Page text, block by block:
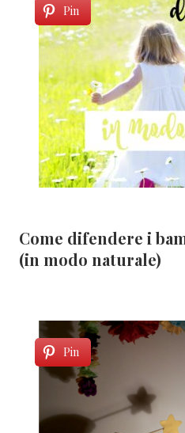
Pin
Come difendere i
(in modo naturale)
Pin